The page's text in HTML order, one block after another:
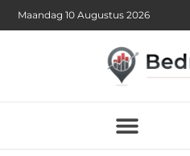
Maandag 10 Augustus 2026